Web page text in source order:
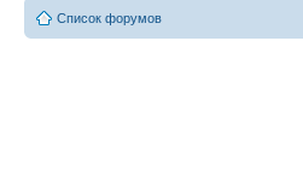
Список форумов